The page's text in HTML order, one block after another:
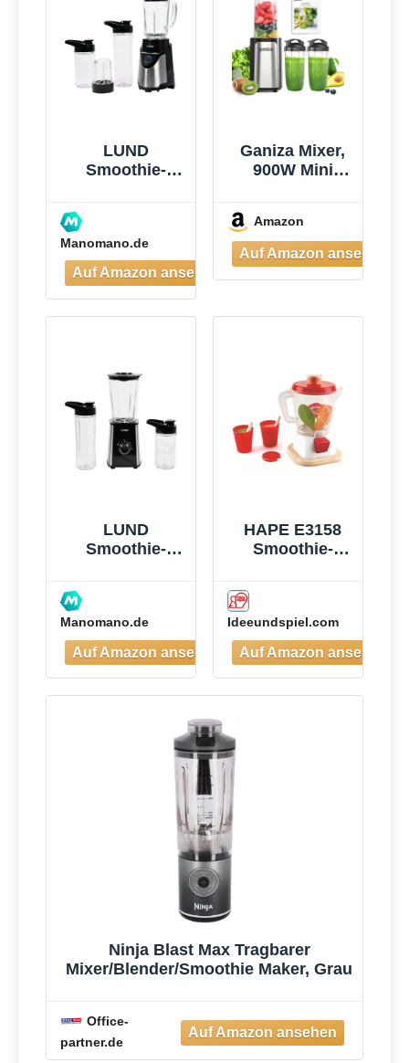
LUND
Smoothie-
Manomano.de
Ganiza Mixer,
900W Mini
Standmixer mit
3 Tragbare
Mixbechern(2×
500ml &
Vierklingenklin
Frei, Leicht zu
Reinigen,
Blender
elektrisch für
Shake,
Amazon
LUND
Smoothie-
Manomano.de
HAPE E3158
Smoothie-
Ideeundspiel.com
Ninja Blast Max Tragbarer
Mixer/Blender/Smoothie Maker, Grau
Office-
partner.de